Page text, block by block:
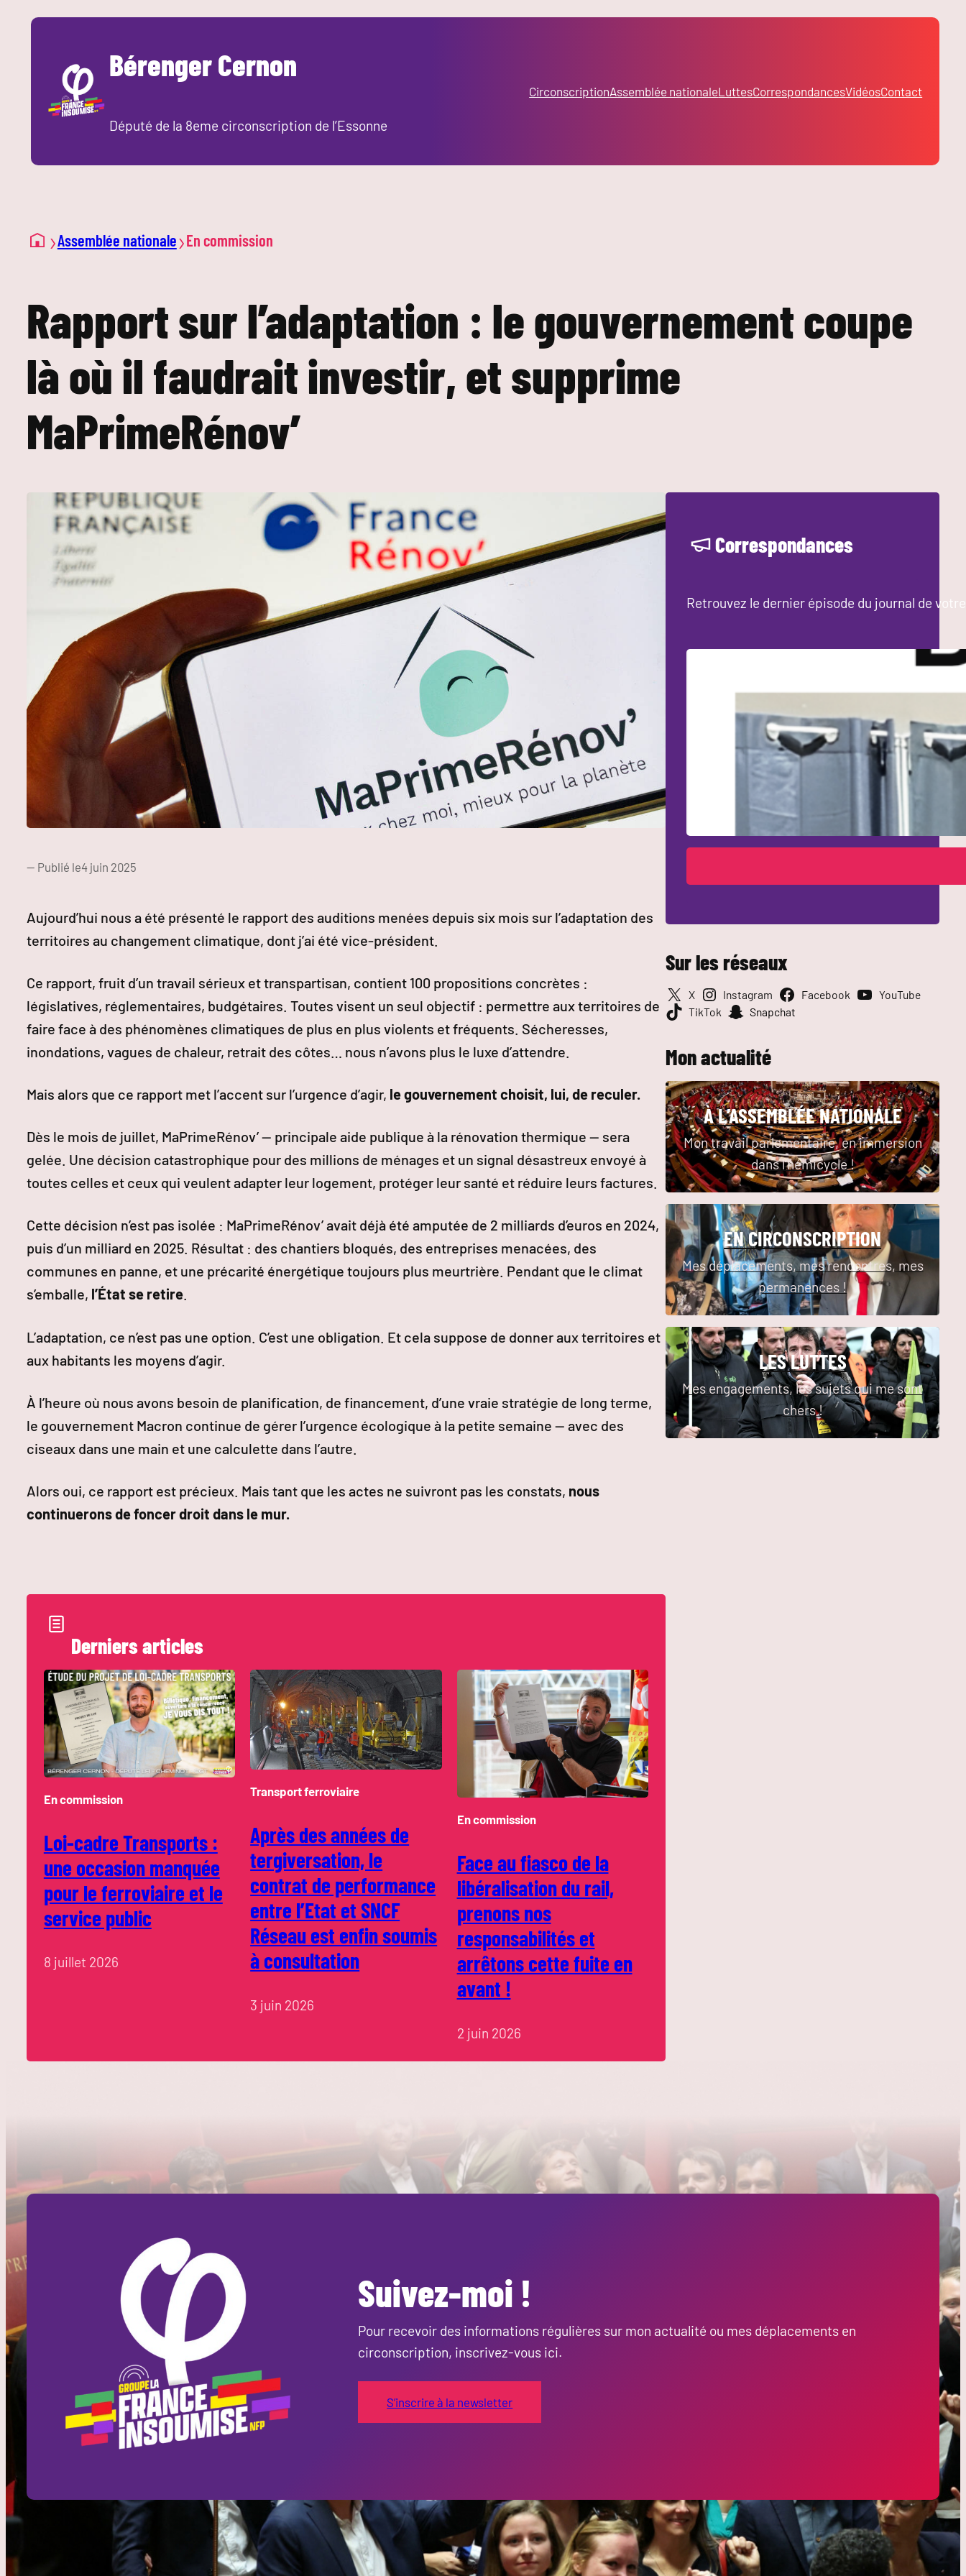
Bérenger Cernon
Député de la 8eme circonscription de l’Essonne
CirconscriptionAssemblée nationaleLuttesCorrespondancesVidéosContact
›Assemblée nationale›En commission
Rapport sur l’adaptation : le gouvernement coupe
là où il faudrait investir, et supprime
MaPrimeRénov’
— Publié le4 juin 2025
Aujourd’hui nous a été présenté le rapport des auditions menées depuis six mois sur l’adaptation des
territoires au changement climatique, dont j’ai été vice-président.
Ce rapport, fruit d’un travail sérieux et transpartisan, contient 100 propositions concrètes :
législatives, réglementaires, budgétaires. Toutes visent un seul objectif : permettre aux territoires de
faire face à des phénomènes climatiques de plus en plus violents et fréquents. Sécheresses,
inondations, vagues de chaleur, retrait des côtes… nous n’avons plus le luxe d’attendre.
Mais alors que ce rapport met l’accent sur l’urgence d’agir, le gouvernement choisit, lui, de reculer.
Dès le mois de juillet, MaPrimeRénov’ — principale aide publique à la rénovation thermique — sera
gelée. Une décision catastrophique pour des millions de ménages et un signal désastreux envoyé à
toutes celles et ceux qui veulent adapter leur logement, protéger leur santé et réduire leurs factures.
Cette décision n’est pas isolée : MaPrimeRénov’ avait déjà été amputée de 2 milliards d’euros en 2024,
puis d’un milliard en 2025. Résultat : des chantiers bloqués, des entreprises menacées, des
communes en panne, et une précarité énergétique toujours plus meurtrière. Pendant que le climat
s’emballe, l’État se retire.
L’adaptation, ce n’est pas une option. C’est une obligation. Et cela suppose de donner aux territoires et
aux habitants les moyens d’agir.
À l’heure où nous avons besoin de planification, de financement, d’une vraie stratégie de long terme,
le gouvernement Macron continue de gérer l’urgence écologique à la petite semaine — avec des
ciseaux dans une main et une calculette dans l’autre.
Alors oui, ce rapport est précieux. Mais tant que les actes ne suivront pas les constats, nous
continuerons de foncer droit dans le mur.
Derniers articles
En commission
Loi-cadre Transports :
une occasion manquée
pour le ferroviaire et le
service public
8 juillet 2026
Transport ferroviaire
Après des années de
tergiversation, le
contrat de performance
entre l’Etat et SNCF
Réseau est enfin soumis
à consultation
3 juin 2026
En commission
Face au fiasco de la
libéralisation du rail,
prenons nos
responsabilités et
arrêtons cette fuite en
avant !
2 juin 2026
Correspondances
Retrouvez le dernier épisode du journal de
Sur les réseaux
X Instagram Facebook
YouTube
TikTok
Snapchat
Mon actualité
À L’ASSEMBLÉE NATIONALE
Mon travail parlementaire, en immersion
dans l’hémicycle !
EN CIRCONSCRIPTION
Mes déplacements, mes rencontres, mes
permanences !
LES LUTTES
Mes engagements, les sujets qui me sont
chers !
Suivez-moi !
Pour recevoir des informations régulières sur mon actualité ou mes déplacements en
circonscription, inscrivez-vous ici.
S’inscrire à la newsletter